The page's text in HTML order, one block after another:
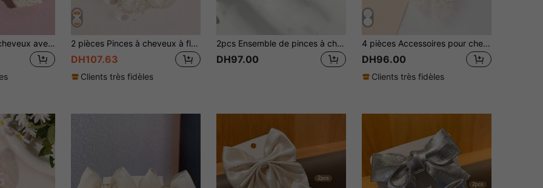
2 pièces Pinces à cheveux avec nœud de perle, pinces alligator crème, convient aux filles et aux adolescentes, idéal comme cadeau de fête et pour un port quotidien 2 pièces Pinces à cheveux à fleurs en mousseline de soie beige, pinces crocodile avec chaîne de perles, bordure dorée élégante. Accessoires capillaires pour filles, cadeau de fête, adolescentes
DH107.63
Clients très fidèles
2pcs Ensemble de pinces à cheveux avec nœud en perles, pinces latérales délicates et féminines, accessoire de tête élégant, prise élastique et ferme, n'abîme pas les cheveux, convient aux étudiants pour un port quotidien
DH97.00
4 pièces Accessoires pour cheveux avec nœud de perle, plus de 14 pinces à cheveux minimalistes élégantes, polyvalentes pour les robes et les sweats
DH96.00
Clients très fidèles